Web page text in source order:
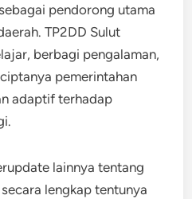
pendorong utama
TP2DD Sulut
berbagi pengalaman,
pemerintahan
adaptif terhadap
lainnya tentang
lengkap tentunya